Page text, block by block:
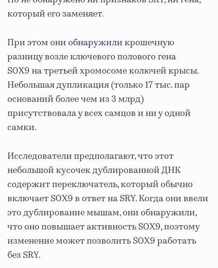
который его заменяет.
При этом ониобнаружиликрошечную
разницу возле ключевого полового гена
SOX9 на третьей хромосоме колючей крысы.
Небольшая дупликация (только 17 тыс. пар
оснований более чем из 3 млрд)
присутствовала у всех самцов и ни у одной
самки.
Исследователи предполагают, что этот
небольшой кусочек дублированной ДНК
содержит переключатель, который обычно
включает SOX9 в ответ на SRY. Когда они ввели
это дублирование мышам, они обнаружили,
что оно повышает активность SOX9, поэтому
изменение может позволить SOX9 работать
без SRY.